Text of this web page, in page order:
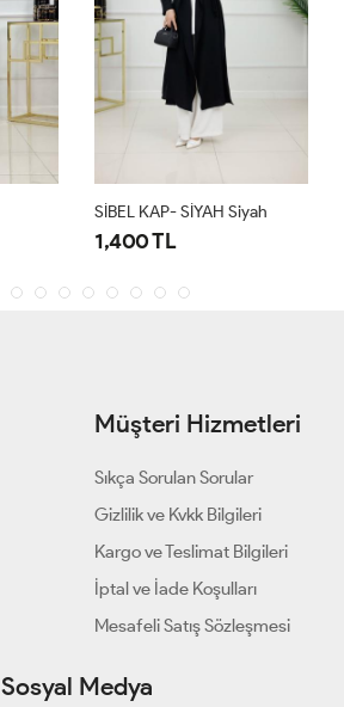
SİBEL KAP- SİYAH Siyah
1,400 TL
Müşteri Hizmetleri
Sıkça Sorulan Sorular
Gizlilik ve Kvkk Bilgileri
Kargo ve Teslimat Bilgileri
İptal ve İade Koşulları
Mesafeli Satış Sözleşmesi
Sosyal Medya